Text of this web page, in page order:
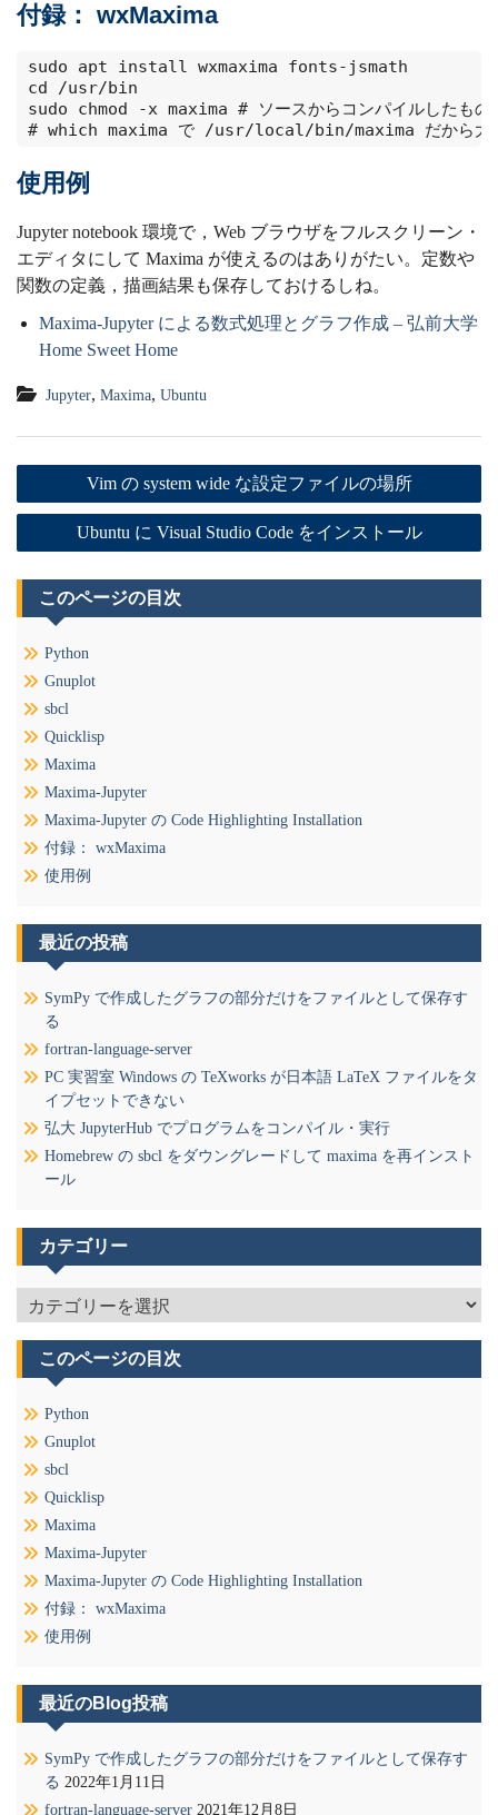
付録： wxMaxima
sudo apt install wxmaxima fonts-jsmath
cd /usr/bin
sudo chmod -x maxima # ソースからコンパイルしたもの
# which maxima で /usr/local/bin/maxima だから大丈
使用例
Jupyter notebook 環境で，Web ブラウザをフルスクリーン・
エディタにして Maxima が使えるのはありがたい。定数や
関数の定義，描画結果も保存しておけるしね。
Maxima-Jupyter による数式処理とグラフ作成 – 弘前大学
Home Sweet Home
Jupyter, Maxima, Ubuntu
投
稿
ナ
ビ
ゲ
ー
シ
ョ
ン
Vim の system wide な設定ファイルの場所
Ubuntu に Visual Studio Code をインストール
このページの目次
Python
Gnuplot
sbcl
Quicklisp
Maxima
Maxima-Jupyter
Maxima-Jupyter の Code Highlighting Installation
付録： wxMaxima
使用例
最近の投稿
SymPy で作成したグラフの部分だけをファイルとして保存す
る
fortran-language-server
PC 実習室 Windows の TeXworks が日本語 LaTeX ファイルをタ
イプセットできない
弘大 JupyterHub でプログラムをコンパイル・実行
Homebrew の sbcl をダウングレードして maxima を再インスト
ール
カテゴリー
カ
テ
リ
ー
このページの目次
Python
Gnuplot
sbcl
Quicklisp
Maxima
Maxima-Jupyter
Maxima-Jupyter の Code Highlighting Installation
付録： wxMaxima
使用例
最近のBlog投稿
SymPy で作成したグラフの部分だけをファイルとして保存す
る 2022年1月11日
fortran-language-server 2021年12月8日